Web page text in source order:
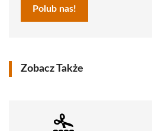
Polub nas!
Zobacz Także